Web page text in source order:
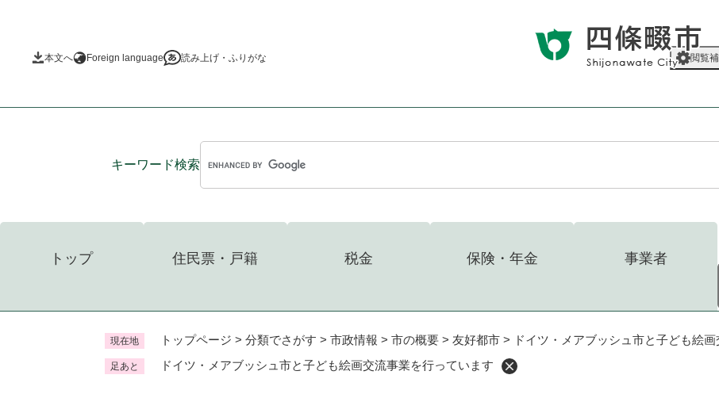
頭
本文へ Foreign language 読み上げ・ふりがな 閲覧
キーワード検索
トップ 住民票・戸籍 税金 保険・年金
事業者
現在地 トップページ > 分類でさがす > 市政情報 > 市の概要 > 友好都市 > ドイツ・メアブッシュ市と子ども絵
足あと ドイツ・メアブッシュ市と子ども絵画交流事業を行っています